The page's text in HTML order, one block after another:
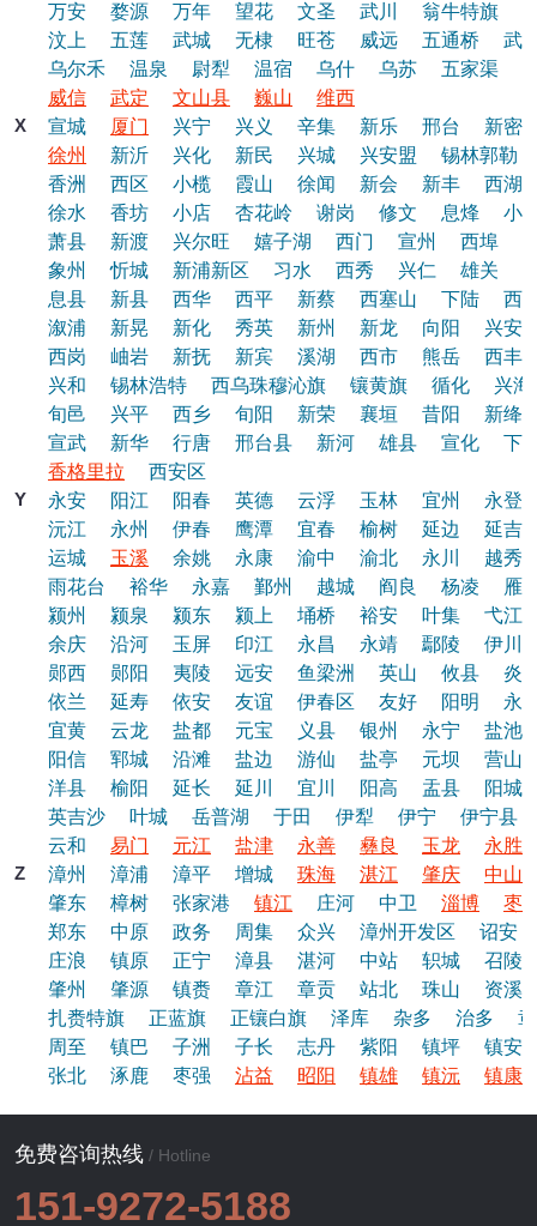
万安
婺源 万年 望花 文圣 武川 翁牛特旗
汶上
五莲 武城 无棣 旺苍 威远 五通桥
武
乌尔禾
温泉 尉犁 温宿 乌什 乌苏 五家渠
威信
武定 文山县 巍山
维西
X
宣城 厦门 兴宁 兴义 辛集 新乐 邢台
新密
徐州
新沂 兴化 新民 兴城 兴安盟
锡林郭勒
香洲
西区 小榄 霞山 徐闻 新会 新丰
西湖
徐水
香坊 小店 杏花岭 谢岗 修文 息烽
小
萧县
新渡 兴尔旺 嬉子湖 西门 宣州 西埠
象州
忻城 新浦新区 习水 西秀 兴仁 雄关
息县
新县 西华 西平 新蔡 西塞山 下陆
西
溆浦
新晃 新化 秀英 新州 新龙 向阳
兴安
西岗
岫岩 新抚 新宾 溪湖 西市 熊岳
西丰
兴和
锡林浩特 西乌珠穆沁旗 镶黄旗 循化
兴海
旬邑
兴平 西乡 旬阳 新荣 襄垣 昔阳
新绛
宣武
新华 行唐 邢台县 新河 雄县 宣化
下
香格里拉
西安区
Y
永安 阳江 阳春 英德 云浮 玉林 宜州
永登
沅江
永州 伊春 鹰潭 宜春 榆树 延边
延吉
运城
玉溪 余姚 永康 渝中 渝北 永川
越秀
雨花台
裕华 永嘉 鄞州 越城 阎良 杨凌
雁
颍州
颍泉 颍东 颍上 埇桥 裕安 叶集
弋江
余庆
沿河 玉屏 印江 永昌 永靖 鄢陵
伊川
郧西
郧阳 夷陵 远安 鱼梁洲 英山 攸县
炎
依兰
延寿 依安 友谊 伊春区 友好 阳明
永
宜黄
云龙 盐都 元宝 义县 银州 永宁
盐池
阳信
郓城 沿滩 盐边 游仙 盐亭 元坝
营山
洋县
榆阳 延长 延川 宜川 阳高 盂县
阳城
英吉沙
叶城 岳普湖 于田 伊犁 伊宁
伊宁县
云和
易门 元江 盐津 永善 彝良 玉龙
永胜
Z
漳州 漳浦 漳平 增城 珠海 湛江 肇庆
中山
肇东
樟树 张家港 镇江 庄河 中卫 淄博
枣
郑东
中原 政务 周集 众兴 漳州开发区
诏安
庄浪
镇原 正宁 漳县 湛河 中站 轵城
召陵
肇州
肇源 镇赉 章江 章贡 站北 珠山
资溪
扎赉特旗
正蓝旗 正镶白旗 泽库 杂多 治多
周至
镇巴 子洲 子长 志丹 紫阳 镇坪
镇安
张北
涿鹿 枣强 沾益 昭阳 镇雄 镇沅 镇康
免费咨询热线 / Hotline
151-9272-5188